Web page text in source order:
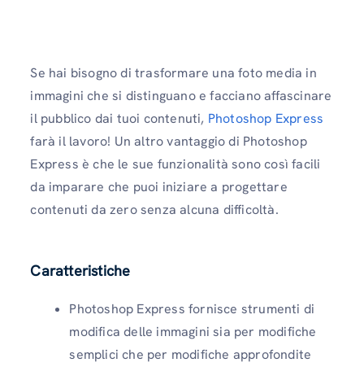
Se hai bisogno di trasformare una foto media in
immagini che si distinguano e facciano affascinare
il pubblico dai tuoi contenuti, Photoshop Express
farà il lavoro! Un altro vantaggio di Photoshop
Express è che le sue funzionalità sono così facili
da imparare che puoi iniziare a progettare
contenuti da zero senza alcuna difficoltà.
Caratteristiche
Photoshop Express fornisce strumenti di
modifica delle immagini sia per modifiche
semplici che per modifiche approfondite